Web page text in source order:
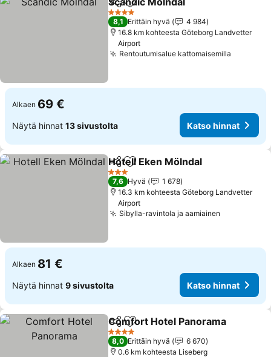
Jaa Lisää suosikkeihin
4 Tähtiluokitus
8,1 Erittäin hyvä
4 984
16.8 km kohteesta Göteborg Landvetter
Airport
Rentoutumisalue kattomaisemilla
Alkaen 69 €
Näytä hinnat 13 sivustolta Katso hinnat
Jaa Lisää suosikkeihin
Hotell Eken Mölndal
3 Tähtiluokitus
7,6 Hyvä
1 678
16.3 km kohteesta Göteborg Landvetter
Airport
Sibylla-ravintola ja aamiainen
Alkaen 81 €
Näytä hinnat 9 sivustolta Katso hinnat
Jaa Lisää suosikkeihin
Comfort Hotel Panorama
4 Tähtiluokitus
8,0 Erittäin hyvä
6 670
0.6 km kohteesta Liseberg